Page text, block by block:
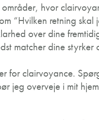
hvor
“Hvilken retning
over dine
matcher dine styrker
for clairvoyance.
jeg overveje i mit